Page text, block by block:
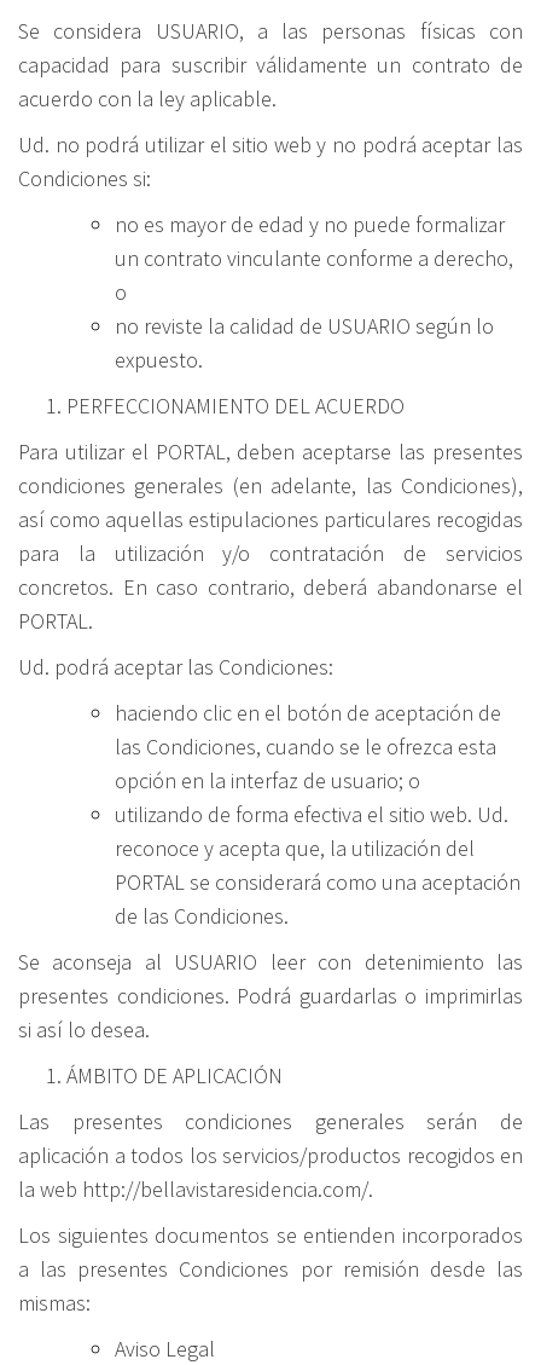
Se considera USUARIO, a las personas físicas con
capacidad para suscribir válidamente un contrato de
acuerdo con la ley aplicable.
Ud. no podrá utilizar el sitio web y no podrá aceptar las
Condiciones si:
no es mayor de edad y no puede formalizar
un contrato vinculante conforme a derecho,
o
no reviste la calidad de USUARIO según lo
expuesto.
PERFECCIONAMIENTO DEL ACUERDO
Para utilizar el PORTAL, deben aceptarse las presentes
condiciones generales (en adelante, las Condiciones),
así como aquellas estipulaciones particulares recogidas
para la utilización y/o contratación de servicios
concretos. En caso contrario, deberá abandonarse el
PORTAL.
Ud. podrá aceptar las Condiciones:
haciendo clic en el botón de aceptación de
las Condiciones, cuando se le ofrezca esta
opción en la interfaz de usuario; o
utilizando de forma efectiva el sitio web. Ud.
reconoce y acepta que, la utilización del
PORTAL se considerará como una aceptación
de las Condiciones.
Se aconseja al USUARIO leer con detenimiento las
presentes condiciones. Podrá guardarlas o imprimirlas
si así lo desea.
ÁMBITO DE APLICACIÓN
Las presentes condiciones generales serán de
aplicación a todos los servicios/productos recogidos en
la web http://bellavistaresidencia.com/.
Los siguientes documentos se entienden incorporados
a las presentes Condiciones por remisión desde las
mismas:
Aviso Legal